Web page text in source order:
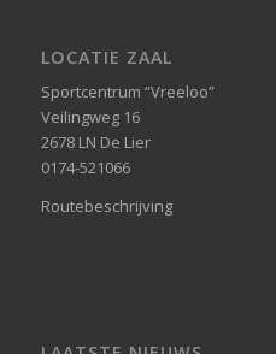
LOCATIE ZAAL
Sportcentrum “Vreeloo”
Veilingweg 16
2678 LN De Lier
0174-521066
Routebeschrijving